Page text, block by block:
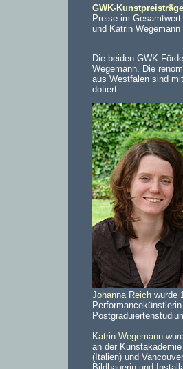
GWK-
Preise im
und Katrin
Die beiden GWK
Wegemann. Die
aus Westfalen sind
dotiert.
Johanna Reich wurde
Katrin Wegemann
an der
(Italien) und